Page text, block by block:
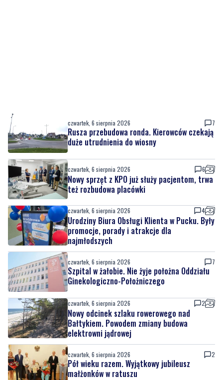
czwartek, 6 sierpnia 2026 6
Nowy sprzęt z KPO już służy pacjentom, trwa
czwartek, 6 sierpnia 2026 4
Urodziny Biura Obsługi Klienta w Pucku. Były
promocje, porady i atrakcje dla
najmłodszych
czwartek, 6 sierpnia 2026 7
Szpital w żałobie. Nie żyje położna Oddziału
Ginekologiczno-Położniczego
czwartek, 6 sierpnia 2026 2
Nowy odcinek szlaku rowerowego nad
Bałtykiem. Powodem zmiany budowa
elektrowni jądrowej
czwartek, 6 sierpnia 2026
Pół wieku razem. Wyjątkowy jubileusz
małżonków w ratuszu